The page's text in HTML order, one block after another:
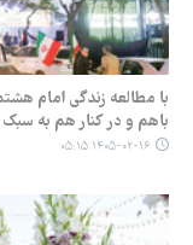
با مطالعه زندگی امام
باهم و در کنار هم به
۱۴۰۵-۰۲-۱۶ ۰۵:۱۵